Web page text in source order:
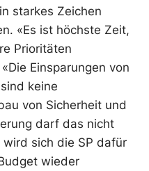
starkes Zeichen
«Es ist höchste Zeit,
Prioritäten
Einsparungen von
keine
von Sicherheit und
darf das nicht
wird sich die SP dafür
wieder